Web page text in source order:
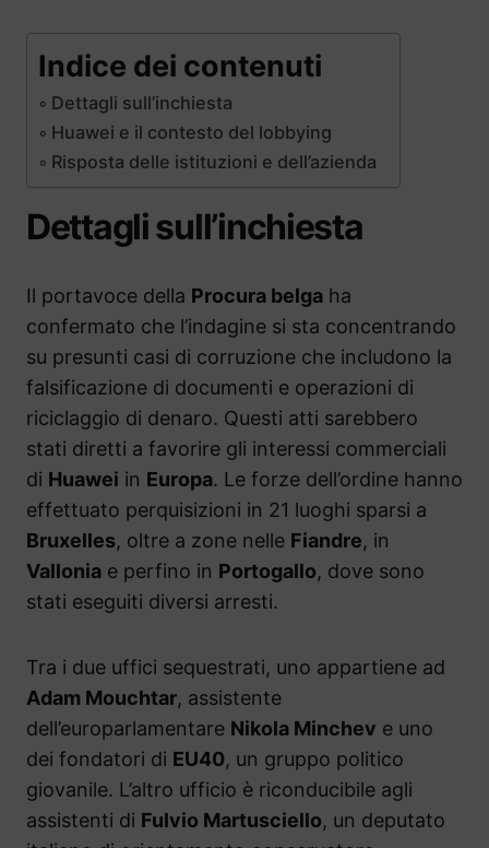
Indice dei contenuti
Dettagli sull’inchiesta
Huawei e il contesto del lobbying
Risposta delle istituzioni e dell’azienda
Dettagli sull’inchiesta
Il portavoce della Procura belga ha
confermato che l’indagine si sta concentrando
su presunti casi di corruzione che includono la
falsificazione di documenti e operazioni di
riciclaggio di denaro. Questi atti sarebbero
stati diretti a favorire gli interessi commerciali
di Huawei in Europa. Le forze dell’ordine hanno
effettuato perquisizioni in 21 luoghi sparsi a
Bruxelles, oltre a zone nelle Fiandre, in
Vallonia e perfino in Portogallo, dove sono
stati eseguiti diversi arresti.
Tra i due uffici sequestrati, uno appartiene ad
Adam Mouchtar, assistente
dell’europarlamentare Nikola Minchev e uno
dei fondatori di EU40, un gruppo politico
giovanile. L’altro ufficio è riconducibile agli
assistenti di Fulvio Martusciello, un deputato